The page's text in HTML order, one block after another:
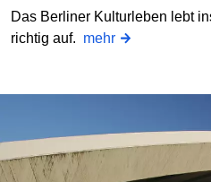
Das Berliner Kulturleben lebt
richtig auf. mehr